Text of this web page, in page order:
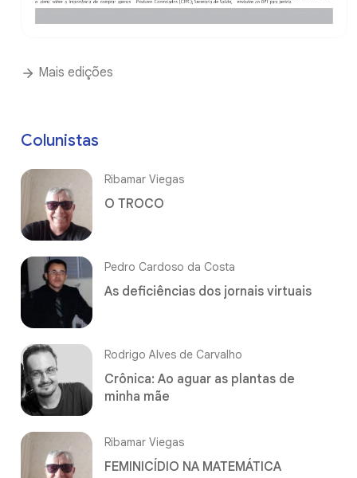
Mais edições
Colunistas
Ribamar Viegas
O TROCO
Pedro Cardoso da Costa
As deficiências dos jornais virtuais
Rodrigo Alves de Carvalho
Crônica: Ao aguar as plantas de
minha mãe
Ribamar Viegas
FEMINICÍDIO NA MATEMÁTICA